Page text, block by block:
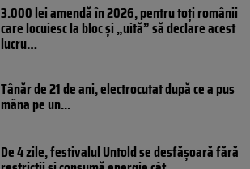
3.000 lei amendă în 2026, pentru toți românii
care locuiesc la bloc și „uită” să declare acest
lucru…
Tânăr de 21 de ani, electrocutat după ce a pus
mâna pe un...
De 4 zile, festivalul Untold se desfășoară fără